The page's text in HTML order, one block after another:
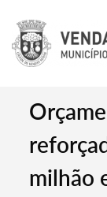
milhão